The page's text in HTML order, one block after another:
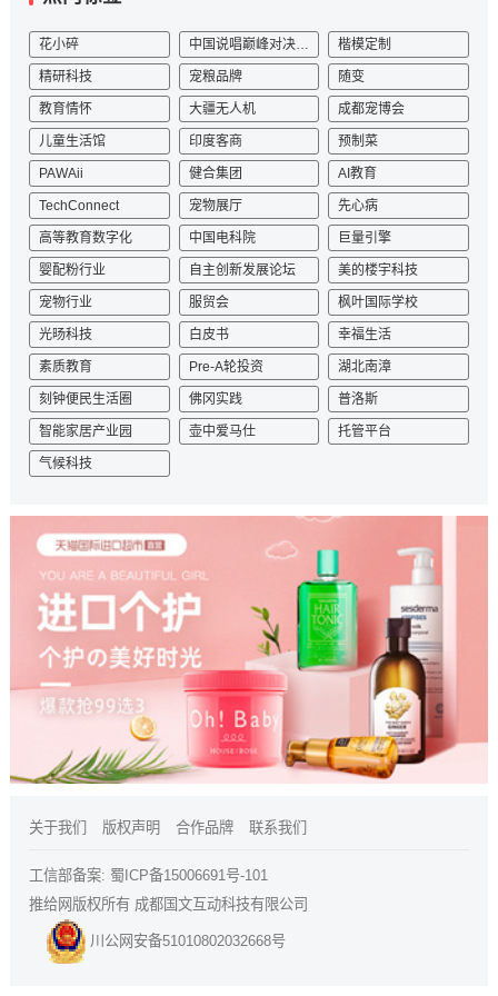
花小碎 中国说唱巅峰对决2023 楷模定制
精研科技 宠粮品牌 随变
教育情怀 大疆无人机 成都宠博会
儿童生活馆 印度客商 预制菜
PAWAii 健合集团 AI教育
TechConnect 宠物展厅 先心病
高等教育数字化 中国电科院 巨量引擎
婴配粉行业 自主创新发展论坛 美的楼宇科技
宠物行业 服贸会 枫叶国际学校
光旸科技 白皮书 幸福生活
素质教育 Pre-A轮投资 湖北南漳
刻钟便民生活圈 佛冈实践 普洛斯
智能家居产业园 壶中爱马仕 托管平台
气候科技
关于我们 版权声明 合作品牌 联系我们
工信部备案: 蜀ICP备15006691号-101
推给网版权所有 成都国文互动科技有限公司
川公网安备51010802032668号